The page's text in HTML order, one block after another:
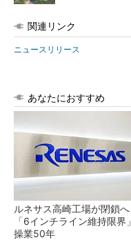
関連リンク
ニュースリリース
あなたにおすすめ
ルネサス高崎工場が閉鎖へ
「6インチライン維持限界」
操業50年